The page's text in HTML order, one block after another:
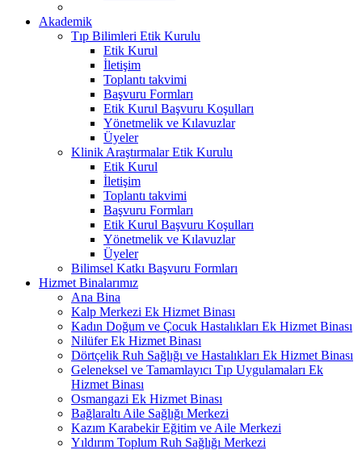
Akademik
Tıp Bilimleri Etik Kurulu
Etik Kurul
İletişim
Toplantı takvimi
Başvuru Formları
Etik Kurul Başvuru Koşulları
Yönetmelik ve Kılavuzlar
Üyeler
Klinik Araştırmalar Etik Kurulu
Etik Kurul
İletişim
Toplantı takvimi
Başvuru Formları
Etik Kurul Başvuru Koşulları
Yönetmelik ve Kılavuzlar
Üyeler
Bilimsel Katkı Başvuru Formları
Hizmet Binalarımız
Ana Bina
Kalp Merkezi Ek Hizmet Binası
Kadın Doğum ve Çocuk Hastalıkları Ek Hizmet Binası
Nilüfer Ek Hizmet Binası
Dörtçelik Ruh Sağlığı ve Hastalıkları Ek Hizmet Binası
Geleneksel ve Tamamlayıcı Tıp Uygulamaları Ek
Hizmet Binası
Osmangazi Ek Hizmet Binası
Bağlaraltı Aile Sağlığı Merkezi
Kazım Karabekir Eğitim ve Aile Merkezi
Yıldırım Toplum Ruh Sağlığı Merkezi